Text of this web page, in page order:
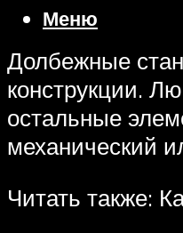
Меню
Долбежные
конструкции.
остальные
механический
Читать также: